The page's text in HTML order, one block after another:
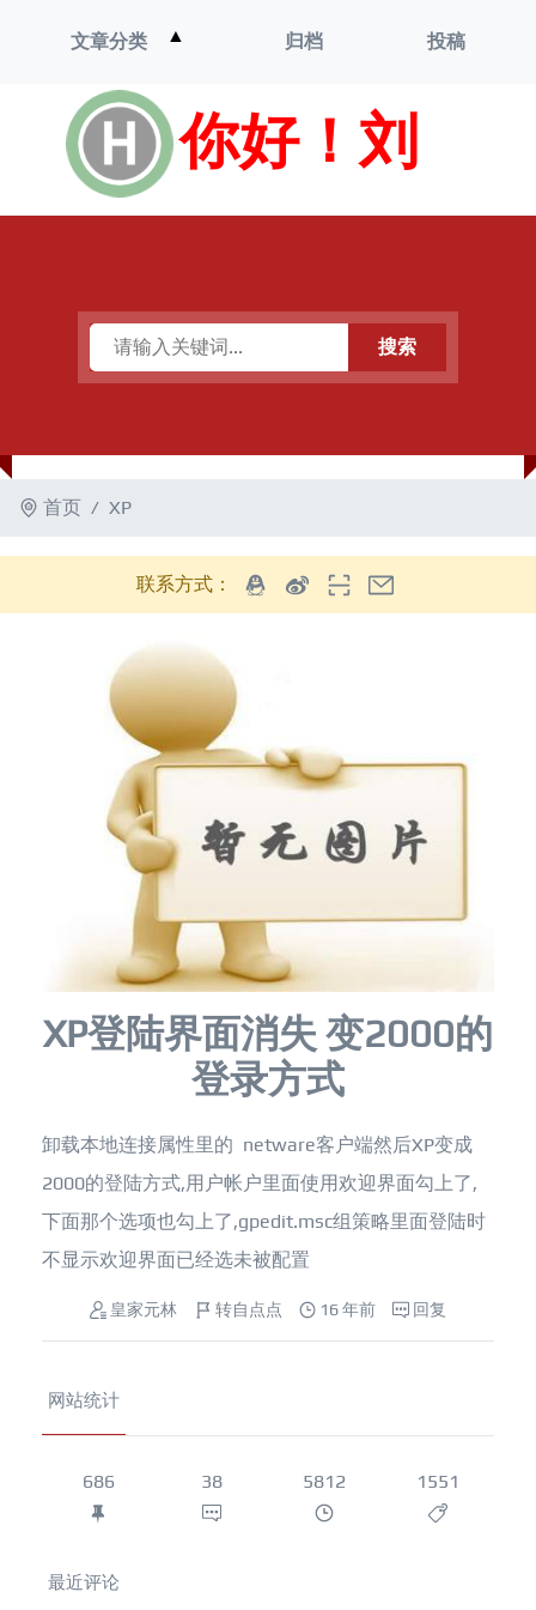
你好！刘
文章分类 ▲
单
归档 投稿
搜索
首页 XP
联系方式：
XP登陆界面消失 变2000的
登录方式
卸载本地连接属性里的 netware客户端然后XP变成
2000的登陆方式,用户帐户里面使用欢迎界面勾上了,
下面那个选项也勾上了,gpedit.msc组策略里面登陆时
不显示欢迎界面已经选未被配置
皇家元林 转自点点 16 年前 回复
网站统计
686 38 5812 1551
最近评论